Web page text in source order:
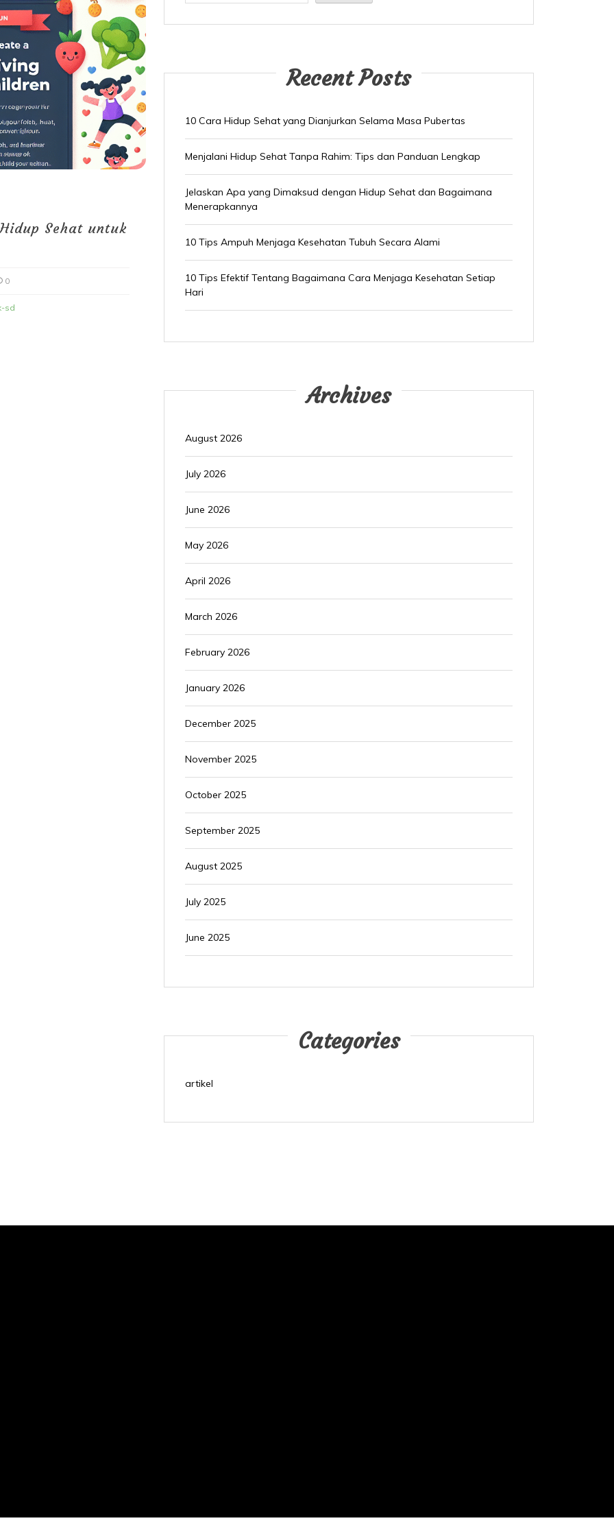
Sehat untuk
0
sd
Recent Posts
10 Cara Hidup Sehat yang Dianjurkan Selama Masa Pubertas
Menjalani Hidup Sehat Tanpa Rahim: Tips dan Panduan Lengkap
Jelaskan Apa yang Dimaksud dengan Hidup Sehat dan Bagaimana
Menerapkannya
10 Tips Ampuh Menjaga Kesehatan Tubuh Secara Alami
10 Tips Efektif Tentang Bagaimana Cara Menjaga Kesehatan Setiap
Hari
Archives
August 2026
July 2026
June 2026
May 2026
April 2026
March 2026
February 2026
January 2026
December 2025
November 2025
October 2025
September 2025
August 2025
July 2025
June 2025
Categories
artikel